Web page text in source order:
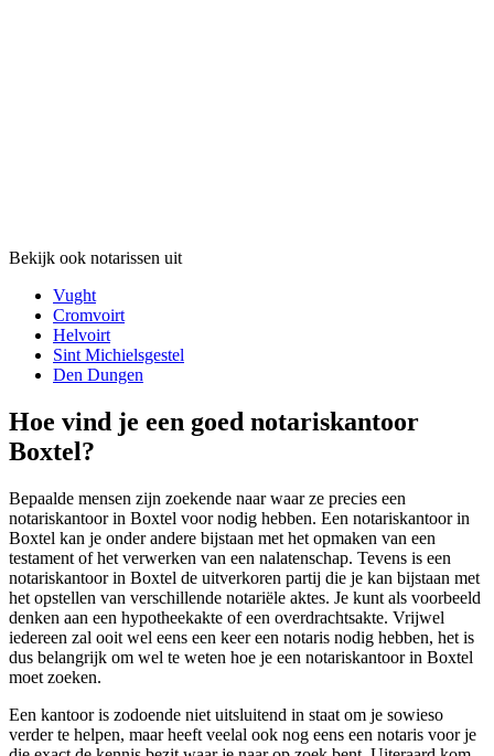
Bekijk ook notarissen uit
Vught
Cromvoirt
Helvoirt
Sint Michielsgestel
Den Dungen
Hoe vind je een goed notariskantoor
Boxtel?
Bepaalde mensen zijn zoekende naar waar ze precies een
notariskantoor in Boxtel voor nodig hebben. Een notariskantoor in
Boxtel kan je onder andere bijstaan met het opmaken van een
testament of het verwerken van een nalatenschap. Tevens is een
notariskantoor in Boxtel de uitverkoren partij die je kan bijstaan met
het opstellen van verschillende notariële aktes. Je kunt als voorbeeld
denken aan een hypotheekakte of een overdrachtsakte. Vrijwel
iedereen zal ooit wel eens een keer een notaris nodig hebben, het is
dus belangrijk om wel te weten hoe je een notariskantoor in Boxtel
moet zoeken.
Een kantoor is zodoende niet uitsluitend in staat om je sowieso
verder te helpen, maar heeft veelal ook nog eens een notaris voor je